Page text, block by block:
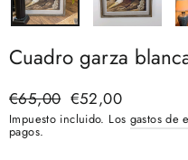
Cuadro garza
Precio
habitual
€65,00 Precio
de
oferta
€52,00
Impuesto incluido. Los gastos de
pagos.